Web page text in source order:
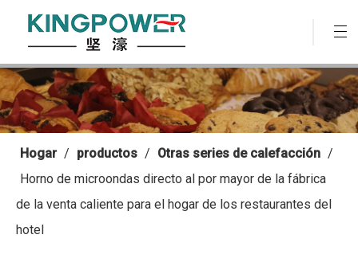
Hogar / productos / Otras series de calefacción /
Horno de microondas directo al por mayor de la fábrica
de la venta caliente para el hogar de los restaurantes del
hotel